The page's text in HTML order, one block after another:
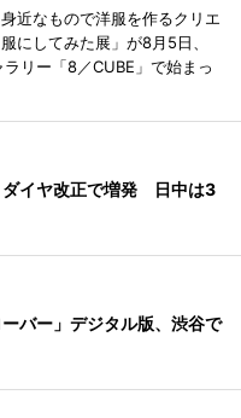
近なもので洋服を作るクリエ
にしてみた展」が8月5日、
リー「8／CUBE」で始まっ
ダイヤ改正で増発 日中は3
バー」デジタル版、渋谷で